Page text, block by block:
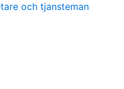
och tjansteman